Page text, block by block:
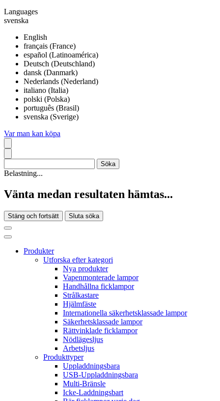
Languages
svenska
English
français (France)
español (Latinoamérica)
Deutsch (Deutschland)
dansk (Danmark)
Nederlands (Nederland)
italiano (Italia)
polski (Polska)
português (Brasil)
svenska (Sverige)
Var man kan köpa
Belastning...
Vänta medan resultaten hämtas...
Stäng och fortsätt Sluta söka
Produkter
Utforska efter kategori
Nya produkter
Vapenmonterade lampor
Handhållna ficklampor
Strålkastare
Hjälmfäste
Internationella säkerhetsklassade lampor
Säkerhetsklassade lampor
Rättvinklade ficklampor
Nödlägesljus
Arbetsljus
Produkttyper
Uppladdningsbara
USB-Uppladdningsbara
Multi-Bränsle
Icke-Laddningsbart